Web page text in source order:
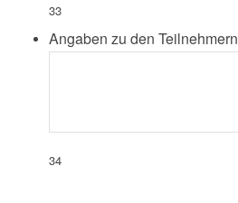
33
Angaben zu den Teilnehmern
34